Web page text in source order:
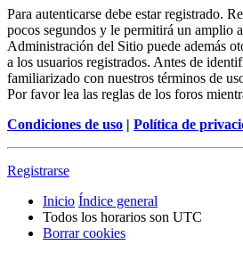
Para autenticarse debe estar registrado.
pocos segundos y le permitirá un amplio
Administración del Sitio puede además
a los usuarios registrados. Antes de
familiarizado con nuestros términos de
Por favor lea las reglas de los foros
Condiciones de uso | Política de
Registrarse
Inicio Índice general
Todos los horarios son UTC
Borrar cookies